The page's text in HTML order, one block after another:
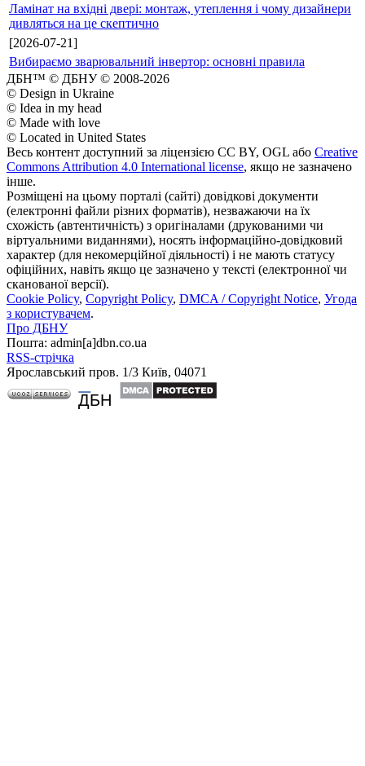
Ламінат на вхідні двері: монтаж, утеплення і чому дизайнери
дивляться на це скептично
[2026-07-21]
Вибираємо зварювальний інвертор: основні правила
ДБН™ © ДБНУ © 2008-2026
© Design in Ukraine
© Idea in my head
© Made with love
© Located in United States
Весь контент доступний за ліцензією CC BY, OGL або Creative
Commons Attribution 4.0 International license, якщо не зазначено
інше.
Розміщені на цьому порталі (сайті) довідкові документи
(електронні файли різних форматів), незважаючи на їх
схожість (автентичність) з оригіналами (друкованими чи
віртуальними виданнями), носять інформаційно-довідковий
характер (для некомерційної діяльності) і не мають статусу
офіційних, навіть якщо це зазначено у тексті (електронної чи
сканованої версії).
Cookie Policy, Copyright Policy, DMCA / Copyright Notice, Угода
з користувачем.
Про ДБНУ
Пошта: admin[а]dbn.co.ua
RSS-стрічка
Ярославський пров. 1/3 Київ, 04071